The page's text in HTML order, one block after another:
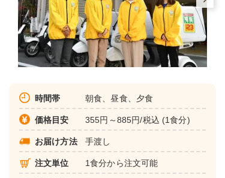
時間帯 朝食、昼食、夕食
価格目安 355円～885円/税込 (1食分)
お届け方法 手渡し
注文単位 1食分から注文可能